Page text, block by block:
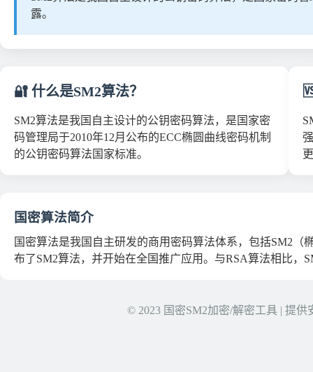
露。
🔐 什么是SM2算法？
SM2算法是我国自主设计的公钥密码算法，是国家密
码管理局于2010年12月公布的ECC椭圆曲线密码机制
的公钥密码算法国家标准。
国密算法简介
国密算法是我国自主研发的商用密码算法体系，包括SM2（
布了SM2算法，并开始在全国推广应用。与RSA算法相比，
© 2023 国密SM2加密/解密工具 | 提